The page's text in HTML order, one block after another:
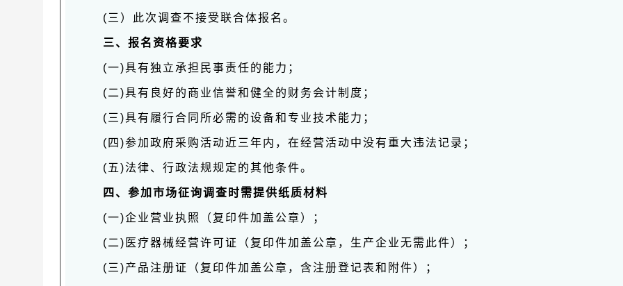
(三）此次调查不接受联合体报名。
三、报名资格要求
(一)具有独立承担民事责任的能力；
(二)具有良好的商业信誉和健全的财务会计制度；
(三)具有履行合同所必需的设备和专业技术能力；
(四)参加政府采购活动近三年内，在经营活动中没有重大违法记录；
(五)法律、行政法规规定的其他条件。
四、参加市场征询调查时需提供纸质材料
(一)企业营业执照（复印件加盖公章）；
(二)医疗器械经营许可证（复印件加盖公章，生产企业无需此件）；
(三)产品注册证（复印件加盖公章，含注册登记表和附件）；